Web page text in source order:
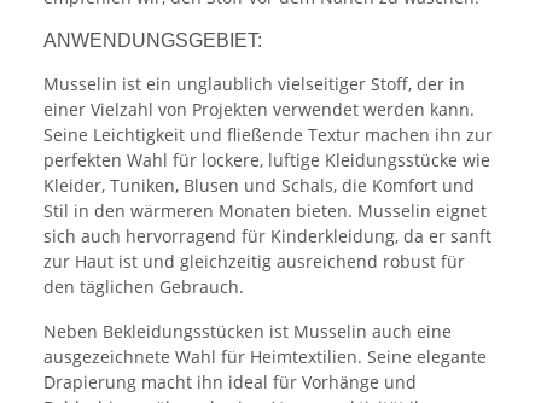
ANWENDUNGSGEBIET:
Musselin ist ein unglaublich vielseitiger Stoff, der in
einer Vielzahl von Projekten verwendet werden kann.
Seine Leichtigkeit und fließende Textur machen ihn zur
perfekten Wahl für lockere, luftige Kleidungsstücke wie
Kleider, Tuniken, Blusen und Schals, die Komfort und
Stil in den wärmeren Monaten bieten. Musselin eignet
sich auch hervorragend für Kinderkleidung, da er sanft
zur Haut ist und gleichzeitig ausreichend robust für
den täglichen Gebrauch.
Neben Bekleidungsstücken ist Musselin auch eine
ausgezeichnete Wahl für Heimtextilien. Seine elegante
Drapierung macht ihn ideal für Vorhänge und